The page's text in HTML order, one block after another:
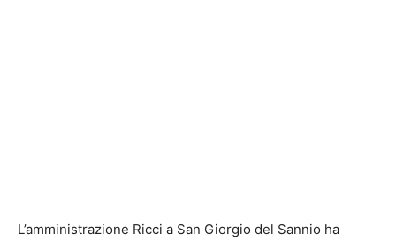
L’amministrazione Ricci a San Giorgio del Sannio ha